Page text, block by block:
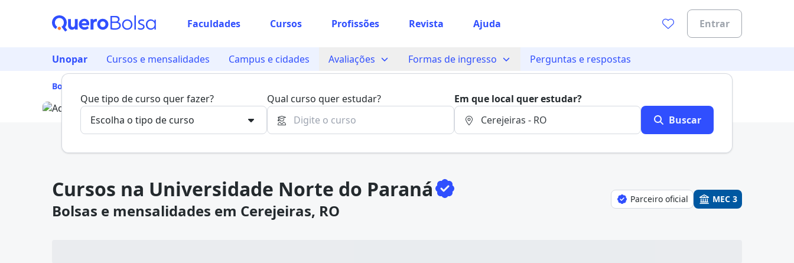
Faculdades Cursos Profissões Revista Ajuda Entrar
Vamos te guiar no caminho ideal para seus estudos
0%
Ainda não sei
Unopar Cursos e mensalidades Campus e cidades Avaliações Formas de ingresso Perguntas e respostas
Bolsa de Estudo
Que tipo de curso quer fazer? Qual curso quer estudar?
Em que local quer estudar?
Buscar
Cursos na Universidade Norte do Paraná
Bolsas e mensalidades em Cerejeiras, RO
Parceiro oficial MEC 3